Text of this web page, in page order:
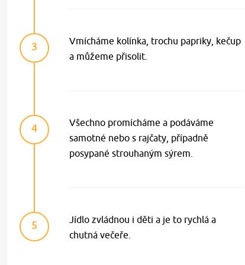
3
Vmícháme kolínka, trochu papriky, kečup
a můžeme přisolit.
4
Všechno promícháme a podáváme
samotné nebo s rajčaty, případně
posypané strouhaným sýrem.
5
Jídlo zvládnou i děti a je to rychlá a
chutná večeře.